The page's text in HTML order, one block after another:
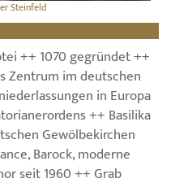
Steinfeld
++ 1070 gegründet ++
Zentrum im deutschen
in Europa
++ Basilika
Gewölbekirchen
Barock, moderne
seit 1960 ++ Grab